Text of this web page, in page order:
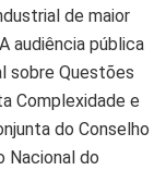
de maior
audiência pública
sobre Questões
Complexidade e
do Conselho
Nacional do